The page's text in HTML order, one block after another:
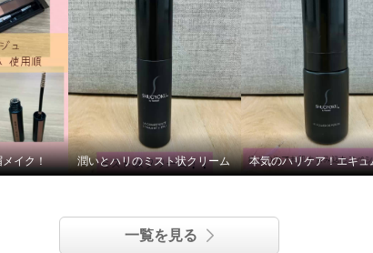
イク！ 潤いとハリのミスト状クリーム
一覧を見る